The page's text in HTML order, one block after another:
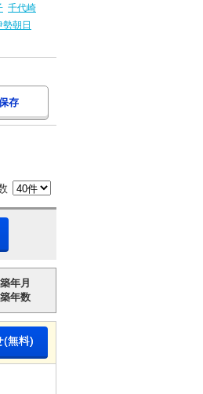
千代崎
勢朝日
存
築年月
築年数
(無料)